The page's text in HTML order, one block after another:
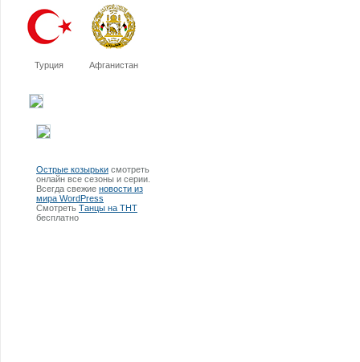
Турция Афганистан
Острые козырьки смотреть
онлайн все сезоны и серии.
Всегда свежие новости из
мира WordPress
Смотреть Танцы на ТНТ
бесплатно